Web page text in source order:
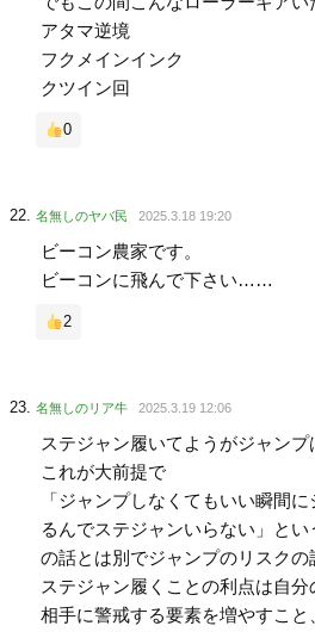
アタマ逆境
フクメインインク
クツイン回
0
名無しのヤバ民 2025.3.18 19:20
ビーコン農家です。
ビーコンに飛んで下さい……
2
名無しのリア牛 2025.3.19 12:06
ステジャン履いてようがジャン
これが大前提で
「ジャンプしなくてもいい瞬間
るんでステジャンいらない」と
の話とは別でジャンプのリスクの
ステジャン履くことの利点は自分
相手に警戒する要素を増やすこ